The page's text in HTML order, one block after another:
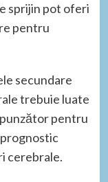
sprijin pot oferi
pentru
secundare
trebuie luate
pentru
cerebrale.